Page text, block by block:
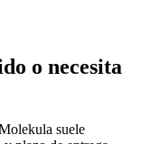
o necesita
suele